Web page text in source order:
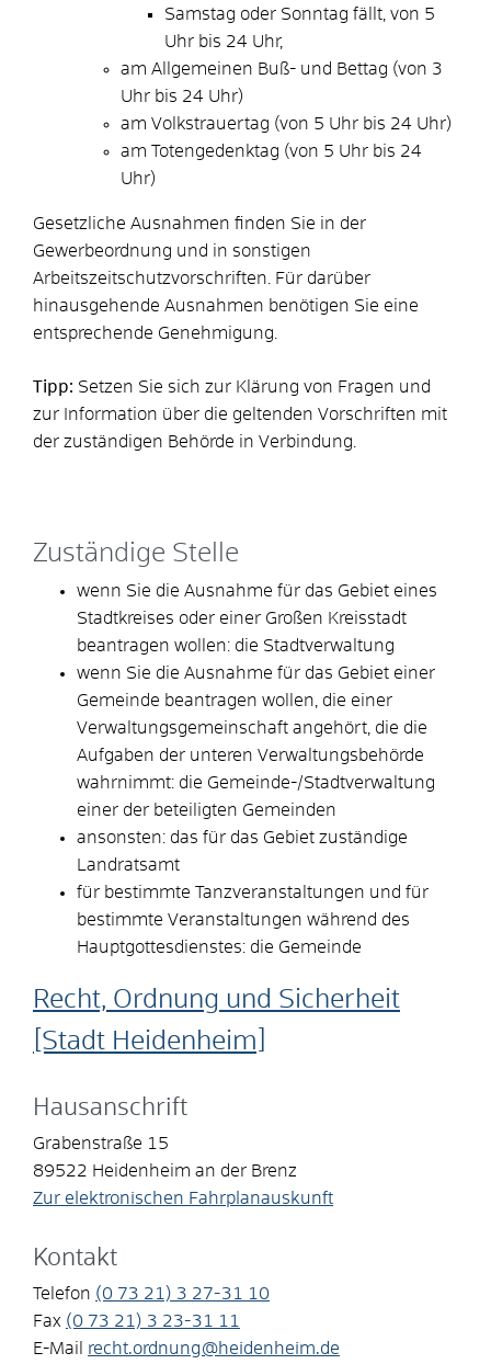
Samstag oder Sonntag fällt, von 5
Uhr bis 24 Uhr,
am Allgemeinen Buß- und Bettag (von 3
Uhr bis 24 Uhr)
am Volkstrauertag (von 5 Uhr bis 24 Uhr)
am Totengedenktag (von 5 Uhr bis 24
Uhr)
Gesetzliche Ausnahmen finden Sie in der
Gewerbeordnung und in sonstigen
Arbeitszeitschutzvorschriften. Für darüber
hinausgehende Ausnahmen benötigen Sie eine
entsprechende Genehmigung.
Tipp: Setzen Sie sich zur Klärung von Fragen und
zur Information über die geltenden Vorschriften mit
der zuständigen Behörde in Verbindung.
Zuständige Stelle
wenn Sie die Ausnahme für das Gebiet eines
Stadtkreises oder einer Großen Kreisstadt
beantragen wollen: die Stadtverwaltung
wenn Sie die Ausnahme für das Gebiet einer
Gemeinde beantragen wollen, die einer
Verwaltungsgemeinschaft angehört, die die
Aufgaben der unteren Verwaltungsbehörde
wahrnimmt: die Gemeinde-/Stadtverwaltung
einer der beteiligten Gemeinden
ansonsten: das für das Gebiet zuständige
Landratsamt
für bestimmte Tanzveranstaltungen und für
bestimmte Veranstaltungen während des
Hauptgottesdienstes: die Gemeinde
Recht, Ordnung und Sicherheit
[Stadt Heidenheim]
Hausanschrift
Grabenstraße 15
89522 Heidenheim an der Brenz
Zur elektronischen Fahrplanauskunft
Kontakt
Telefon (0 73 21) 3 27-31
10
Fax (0 73 21) 3 23-31
11
E-Mail
recht.ordnung@heidenheim.de